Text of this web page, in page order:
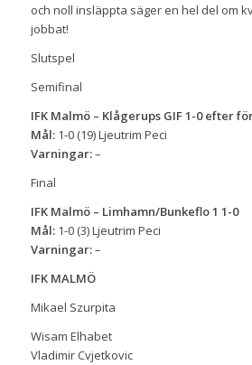
och noll insläppta säger en hel del om
jobbat!
Slutspel
Semifinal
IFK Malmö – Klågerups GIF 1-0 efter
Mål:1-0 (19) Ljeutrim Peci
Varningar:–
Final
IFK Malmö – Limhamn/Bunkeflo 1 1-0
Mål:1-0 (3) Ljeutrim Peci
Varningar:–
IFK MALMÖ
Mikael Szurpita
Wisam Elhabet
Vladimir Cvjetkovic